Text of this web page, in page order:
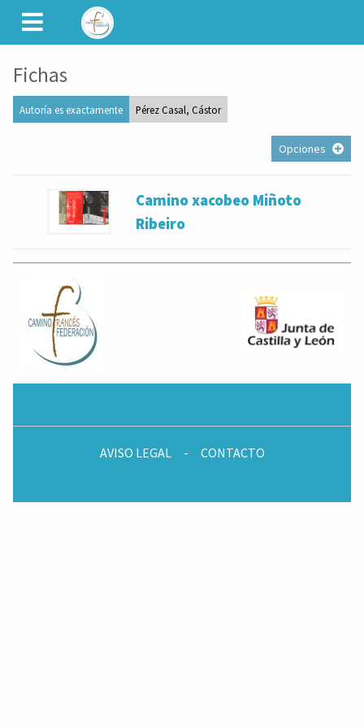
CAMINET
Fichas
Autoría es exactamente Pérez Casal, Cástor
Opciones
Camino xacobeo Miñoto
Ribeiro
AVISO LEGAL - CONTACTO